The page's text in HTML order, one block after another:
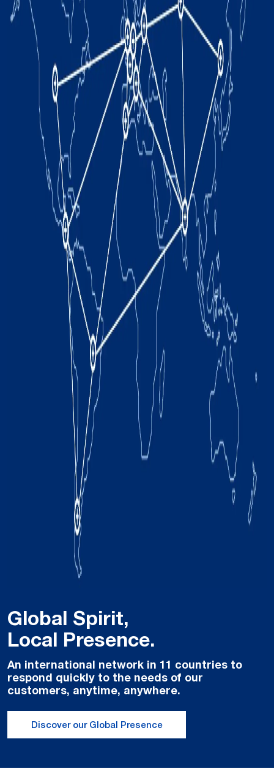
Global Spirit,
Local Presence.
An international network in 11 countries to
respond quickly to the needs of our
customers, anytime, anywhere.
Discover our Global Presence